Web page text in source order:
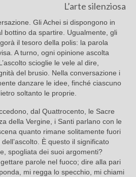
L’arte silenziosa
Gli Achei si dispongono in
bottino da spartire. Ugualmente, gli
il tesoro della polis: la parola
A turno, ogni opinione ascolta
scioglie le vele al dire,
del brusio. Nella conversazione i
danzare le idee, finché ciascuno
soltanto le proprie.
dal Quattrocento, le Sacre
della Vergine, i Santi parlano con le
quanto rimane solitamente fuori
È questo il significato
spogliata dei suoi argomenti?
parole nel fuoco; dire alla pari
mi regga lo specchio, mi chiami